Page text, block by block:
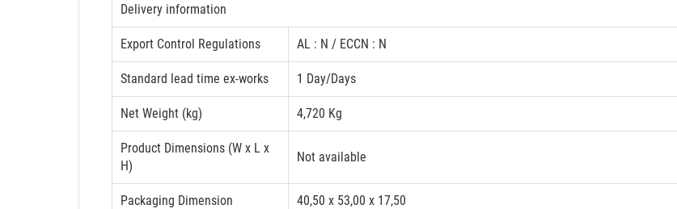
Delivery information
Export Control Regulations AL : N / ECCN : N
Standard lead time ex-works 1 Day/Days
Net Weight (kg) 4,720 Kg
Product Dimensions (W x L x
H)
Not available
Packaging Dimension 40,50 x 53,00 x 17,50